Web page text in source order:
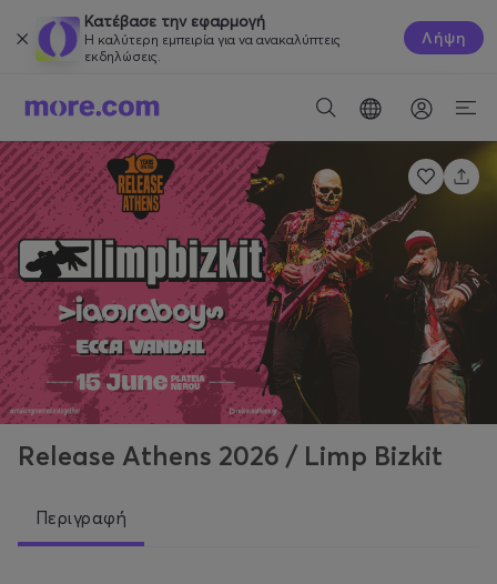
Κατέβασε την εφαρμογή
Η καλύτερη εμπειρία για να ανακαλύπτεις
εκδηλώσεις.
Λήψη
Release Athens 2026 / Limp Bizkit
Περιγραφή